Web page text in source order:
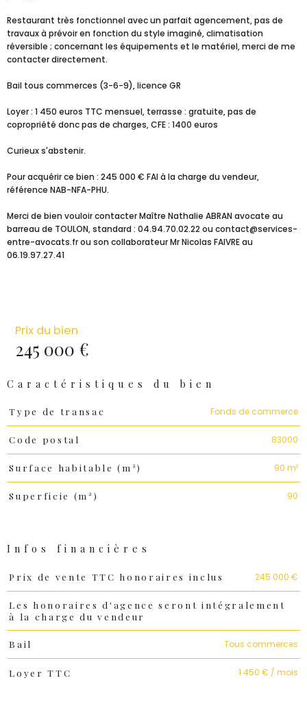
Restaurant très fonctionnel avec un parfait agencement, pas de
travaux à prévoir en fonction du style imaginé, climatisation
réversible ; concernant les équipements et le matériel, merci de me
contacter directement.
Bail tous commerces (3-6-9), licence GR
Loyer : 1 450 euros TTC mensuel, terrasse : gratuite, pas de
copropriété donc pas de charges, CFE : 1400 euros
Curieux s'abstenir.
Pour acquérir ce bien : 245 000 € FAI à la charge du vendeur,
référence NAB-NFA-PHU.
Merci de bien vouloir contacter Maître Nathalie ABRAN avocate au
barreau de TOULON, standard : 04.94.70.02.22 ou contact@services-
entre-avocats.fr ou son collaborateur Mr Nicolas FAIVRE au
06.19.97.27.41
Prix du bien
245 000 €
Caractéristiques du bien
Caractéristiques Valeurs
Type de transac Fonds de commerce
Code postal 83000
Surface habitable (m²) 90 m²
Superficie (m²) 90
Infos financières
Caractéristiques Valeurs
Prix de vente TTC honoraires inclus 245 000 €
Les honoraires d'agence seront intégralement
à la charge du vendeur
Bail Tous commerces
Loyer TTC 1 450 € / mois